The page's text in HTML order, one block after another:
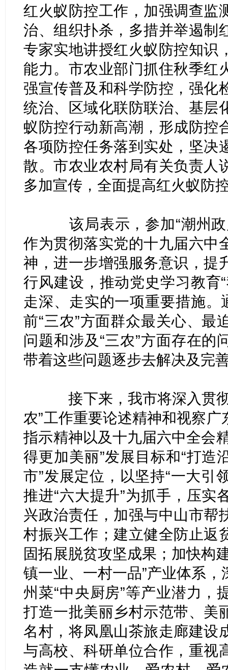
红火蚁防控工作，加强调查监
治、组织扑杀，多措并举遏制
专家实地讲授红火蚁防控知识
能力。市农业部门抓住秋季红
强宣传普及和科学防控，强化
统治、区域化联防联治、基层
蚁防控行动新高潮，形成防控
各项防控任务落到实处，坚决
散。市农业农村局有关负责人
多加宣传，全面提高红火蚁防
该局表示，参加“潮州政
作为贯彻落实党的十九届六中
神，进一步增强服务意识，提
行风建设，推动党史学习教育
走深、走实的一项重要措施。
前“三农”方面群众最关心、最
问题和涉及“三农”方面存在的
带着这些问题逐步去解决及完
接下来，我市将深入贯彻
农”工作重要论述精神和视察
指示精神以及十九届六中全会
得更加美丽”发展目标和“打造
市”发展定位，以坚持“一大引
推进“六大提升”为抓手，压实
兴政治责任，加强与中山市帮
村振兴工作；建立健全防止返
固拓展脱贫攻坚成果；加快构
镇一业、一村一品”产业体系
州菜“中央厨房”等产业潜力，
打造一批美丽乡村示范带、美
名村，将凤凰山茶旅走廊建设
与高校、科研单位合作，重视